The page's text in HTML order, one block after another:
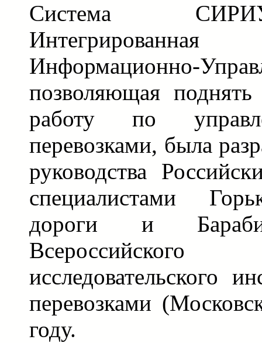
Система
Информационно-
позволяющая
работу по
перевозками, была
руководства
специалистами
дороги и
исследовательского
перевозками
году.